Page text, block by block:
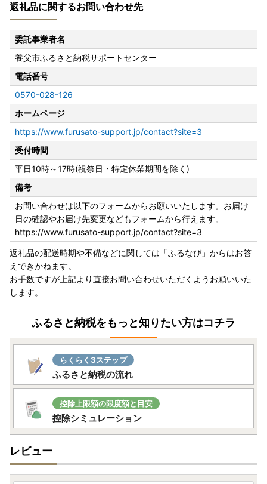
〒667-0198
兵庫県養父市広谷250-1
養父市役所 商工観光課
返礼品に関するお問い合わせ先
委託事業者名
養父市ふるさと納税サポートセンター
電話番号
0570-028-126
ホームページ
https://www.furusato-support.jp/contact?site=3
受付時間
平日10時～17時(祝祭日・特定休業期間を除く)
備考
お問い合わせは以下のフォームからお願いいたします。お届け
日の確認やお届け先変更などもフォームから行えます。
https://www.furusato-support.jp/contact?site=3
返礼品の配送時期や不備などに関しては「ふるなび」からはお答
えできかねます。
お手数ですが上記より直接お問い合わせいただくようお願いいた
します。
ふるさと納税をもっと知りたい方はコチラ
らくらく3ステップ
ふるさと納税の流れ
控除上限額の限度額と目安
控除シミュレーション
レビュー